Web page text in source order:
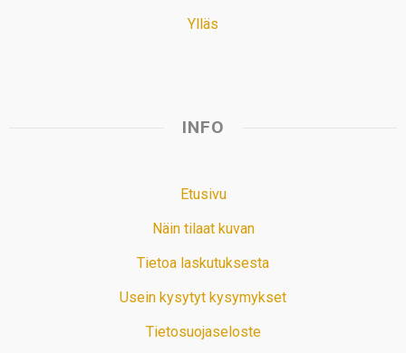
Ylläs
INFO
Etusivu
Näin tilaat kuvan
Tietoa laskutuksesta
Usein kysytyt kysymykset
Tietosuojaseloste